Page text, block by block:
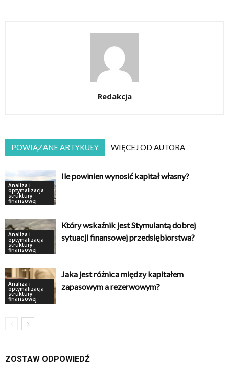
Redakcja
POWIĄZANE ARTYKUŁY WIĘCEJ OD AUTORA
Analiza i
optymalizacja
struktury
finansowej
Ile powinien wynosić kapitał własny?
Analiza i
optymalizacja
struktury
finansowej
Który wskaźnik jest Stymulantą dobrej
sytuacji finansowej przedsiębiorstwa?
Analiza i
optymalizacja
struktury
finansowej
Jaka jest różnica między kapitałem
zapasowym a rezerwowym?
ZOSTAW ODPOWIEDŹ